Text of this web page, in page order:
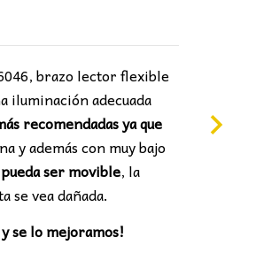
brazo lector flexible
adecuada
recomendadas ya que
y además con muy bajo
ser movible, la
se vea dañada.
se lo mejoramos!